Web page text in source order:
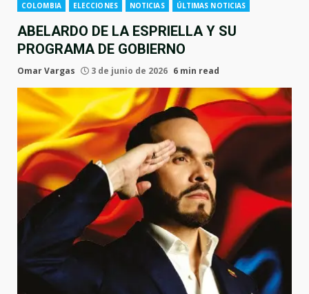
COLOMBIA ELECCIONES NOTICIAS ÚLTIMAS NOTICIAS
ABELARDO DE LA ESPRIELLA Y SU
PROGRAMA DE GOBIERNO
Omar Vargas 3 de junio de 2026 6 min read